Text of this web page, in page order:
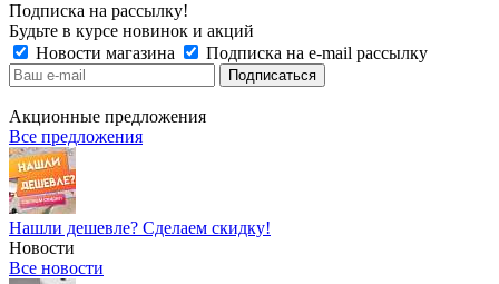
Подписка на рассылку!
Будьте в курсе новинок и акций
Новости магазина
Подписка на e-mail рассылку
Акционные предложения
Все предложения
Нашли дешевле? Сделаем скидку!
Новости
Все новости